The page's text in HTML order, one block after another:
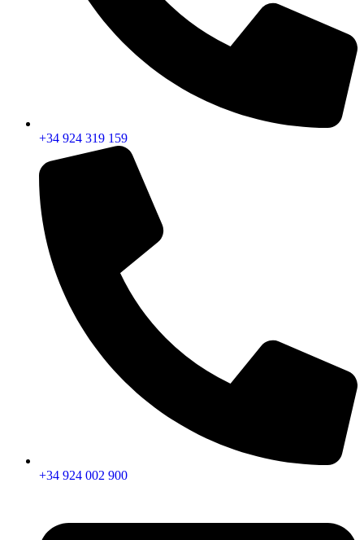
+34 924 319 159
+34 924 002 900